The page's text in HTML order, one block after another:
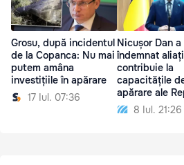
Grosu, după incidentul
de la Copanca: Nu mai
putem amâna
investițiile în apărare
17 Iul. 07:36
Nicușor Dan a
îndemnat
contribuie la
capacitățile
apărare ale
Moldova8 Iul. 21:26